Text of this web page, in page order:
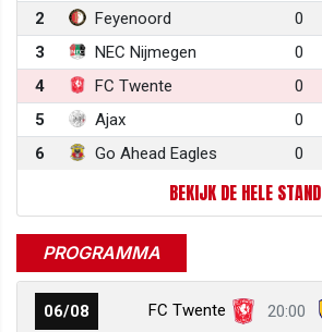
2
Feyenoord 0
3
NEC Nijmegen 0
4
FC Twente 0
5
Ajax 0
6
Go Ahead Eagles 0
BEKIJK DE HELE STAND
PROGRAMMA
06/08 FC Twente 20:00